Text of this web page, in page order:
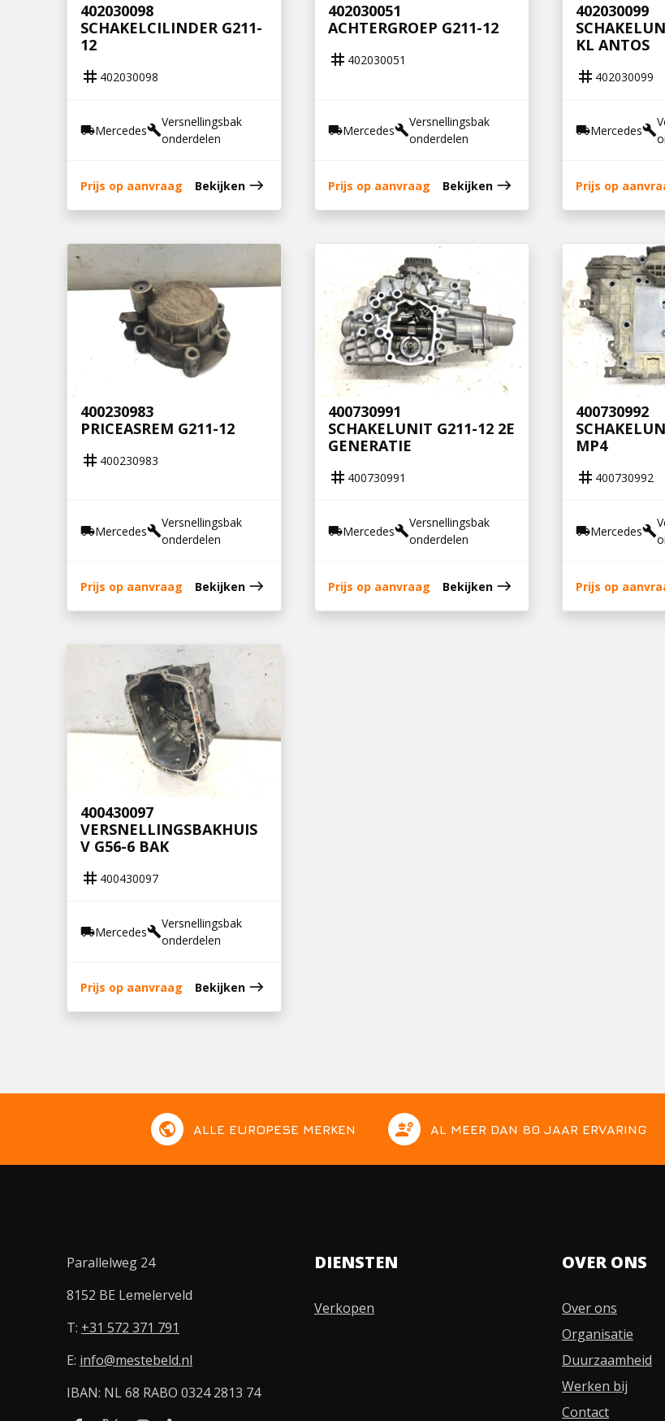
402030098
SCHAKELCILINDER G211-
12
tag 402030098
local_shippingMercedesbuild
Versnellingsbak
onderdelen
Prijs op aanvraag Bekijken east
402030051
ACHTERGROEP G211-12
tag 402030051
local_shippingMercedesbuild
Versnellingsbak
onderdelen
Prijs op aanvraag Bekijken east
402030099
KL ANTOS
tag 402030099
local_shippingMercedesbuild
Prijs op
400230983
PRICEASREM G211-12
tag 400230983
local_shippingMercedesbuild
Versnellingsbak
onderdelen
Prijs op aanvraag Bekijken east
400730991
SCHAKELUNIT G211-12 2E
GENERATIE
tag 400730991
local_shippingMercedesbuild
Versnellingsbak
onderdelen
Prijs op aanvraag Bekijken east
400730992
MP4
tag 400730992
local_shippingMercedesbuild
Prijs op
400430097
VERSNELLINGSBAKHUIS
V G56-6 BAK
tag 400430097
local_shippingMercedesbuild
Versnellingsbak
onderdelen
Prijs op aanvraag Bekijken east
public ALLE EUROPESE MERKEN engineering AL MEER DAN 80 JAAR ERVARING
Parallelweg 24
8152 BE Lemelerveld
T: +31 572 371 791
E: info@mestebeld.nl
IBAN: NL 68 RABO 0324 2813 74
DIENSTEN
Verkopen
OVER ONS
Over ons
Organisatie
Duurzaamheid
Werken bij
Contact